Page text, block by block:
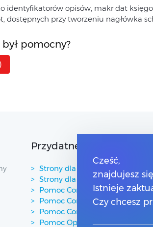
identyfikatorów opisów, makr dat
dostępnych przy tworzeniu nagłówka
pomocny?
Przydatne linki
Strony dla Klientów
Strony dla Partnerów
Pomoc Comarch Betterfly
Pomoc Comarch e-Sklep
Pomoc Comarch HRM
Pomoc Optima w chmurze
Cześć,
znajdujesz
Istnieje
Czy chcesz